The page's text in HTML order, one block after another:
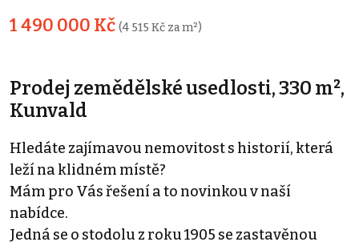
1 490 000 Kč (4 515 Kč za m²)
Prodej zemědělské usedlosti, 330 m²,
Kunvald
Hledáte zajímavou nemovitost s historií, která
leží na klidném místě?
Mám pro Vás řešení a to novinkou v naší
nabídce.
Jedná se o stodolu z roku 1905 se zastavěnou